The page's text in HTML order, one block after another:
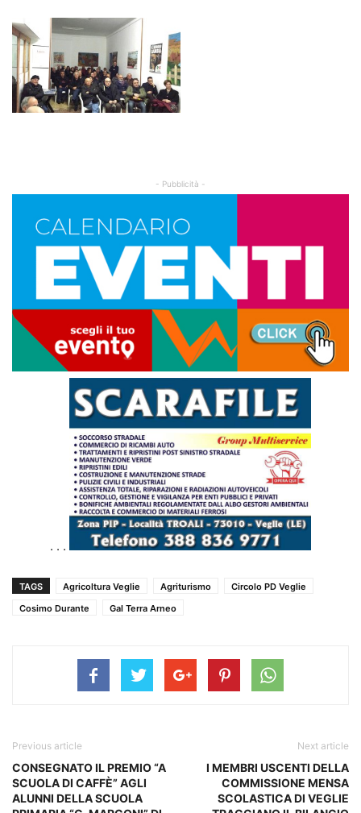
- Pubblicità -
. . .
TAGS Agricoltura Veglie Agriturismo
Circolo PD Veglie
Cosimo Durante
Gal Terra Arneo
Previous article
CONSEGNATO IL PREMIO “A
SCUOLA DI CAFFÈ” AGLI
ALUNNI DELLA SCUOLA
Next article
I MEMBRI USCENTI DELLA
COMMISSIONE MENSA
SCOLASTICA DI VEGLIE